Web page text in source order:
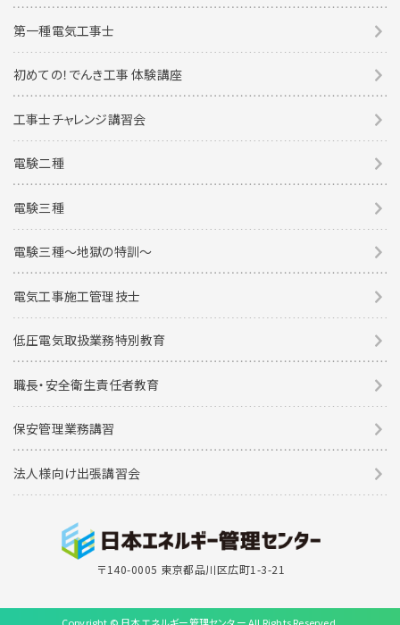
第一種電気工事士
初めての！でんき工事 体験講座
工事士チャレンジ講習会
電験二種
電験三種
電験三種〜地獄の特訓〜
電気工事施工管理技士
低圧電気取扱業務特別教育
職長・安全衛生責任者教育
保安管理業務講習
法人様向け出張講習会
〒140-0005 東京都品川区広町1-3-21